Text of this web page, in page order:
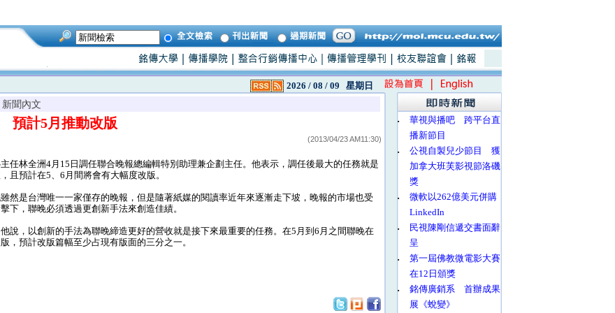
2026 / 08 / 09 星期日
新聞內文
預計5月推動改版
(2013/04/23 AM11:30)
任林全洲4月15日調任聯合晚報總編輯特別助理兼企劃主任。他表示，調任後最大的任務就是
且預計在5、6月間將會有大幅度改版。
然是台灣唯一一家僅存的晚報，但是隨著紙媒的閱讀率近年來逐漸走下坡，晚報的市場也受
下，聯晚必須透過更創新手法來創造佳績。
說，以創新的手法為聯晚締造更好的營收就是接下來最重要的任務。在5月到6月之間聯晚在
，預計改版篇幅至少占現有版面的三分之一。
‧
華視與播吧 跨平台直
播新節目
‧
公視自製兒少節目 獲
加拿大班芙影視節洛磯
獎
‧
微軟以262億美元併購
LinkedIn
‧
民視陳剛信遞交書面辭
呈
‧
第一屆佛教微電影大賽
在12日頒獎
‧
銘傳廣銷系 首辦成果
展《蛻變》